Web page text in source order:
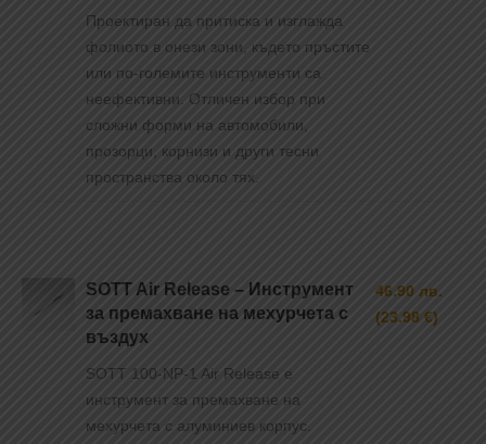
Проектиран да притиска и изглажда
фолиото в онези зони, където пръстите
или по-големите инструменти са
неефективни. Отличен избор при
сложни форми на автомобили,
прозорци, корнизи и други тесни
пространства около тях.
SOTT Air Release – Инструмент
за премахване на мехурчета с
въздух
SOTT 100-NP-1 Air Release e
инструмент за премахване на
мехурчета с алуминиев корпус.
46.90 лв.
(23.98 €)